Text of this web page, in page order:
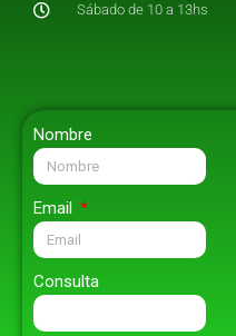
Sábado de 10 a 13hs
Nombre
Email
Consulta